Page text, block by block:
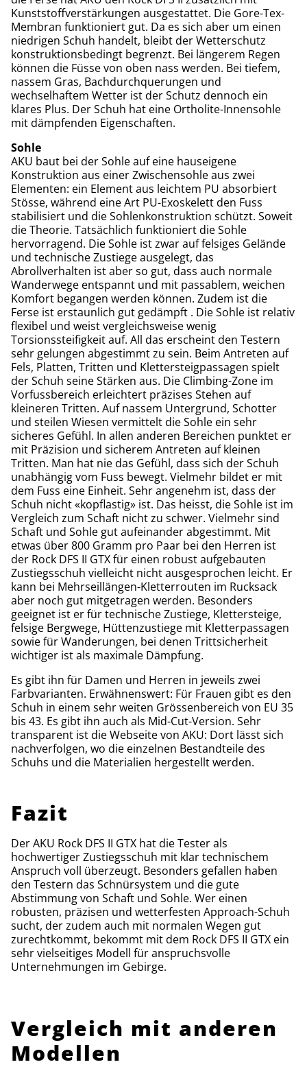
Kunststoffverstärkungen ausgestattet. Die Gore-Tex-
Membran funktioniert gut. Da es sich aber um einen
niedrigen Schuh handelt, bleibt der Wetterschutz
konstruktionsbedingt begrenzt. Bei längerem Regen
können die Füsse von oben nass werden. Bei tiefem,
nassem Gras, Bachdurchquerungen und
wechselhaftem Wetter ist der Schutz dennoch ein
klares Plus. Der Schuh hat eine Ortholite-Innensohle
mit dämpfenden Eigenschaften.
Sohle
AKU baut bei der Sohle auf eine hauseigene
Konstruktion aus einer Zwischensohle aus zwei
Elementen: ein Element aus leichtem PU absorbiert
Stösse, während eine Art PU-Exoskelett den Fuss
stabilisiert und die Sohlenkonstruktion schützt. Soweit
die Theorie. Tatsächlich funktioniert die Sohle
hervorragend. Die Sohle ist zwar auf felsiges Gelände
und technische Zustiege ausgelegt, das
Abrollverhalten ist aber so gut, dass auch normale
Wanderwege entspannt und mit passablem, weichen
Komfort begangen werden können. Zudem ist die
Ferse ist erstaunlich gut gedämpft . Die Sohle ist relativ
flexibel und weist vergleichsweise wenig
Torsionssteifigkeit auf. All das erscheint den Testern
sehr gelungen abgestimmt zu sein. Beim Antreten auf
Fels, Platten, Tritten und Klettersteigpassagen spielt
der Schuh seine Stärken aus. Die Climbing-Zone im
Vorfussbereich erleichtert präzises Stehen auf
kleineren Tritten. Auf nassem Untergrund, Schotter
und steilen Wiesen vermittelt die Sohle ein sehr
sicheres Gefühl. In allen anderen Bereichen punktet er
mit Präzision und sicherem Antreten auf kleinen
Tritten. Man hat nie das Gefühl, dass sich der Schuh
unabhängig vom Fuss bewegt. Vielmehr bildet er mit
dem Fuss eine Einheit. Sehr angenehm ist, dass der
Schuh nicht «kopflastig» ist. Das heisst, die Sohle ist im
Vergleich zum Schaft nicht zu schwer. Vielmehr sind
Schaft und Sohle gut aufeinander abgestimmt. Mit
etwas über 800 Gramm pro Paar bei den Herren ist
der Rock DFS II GTX für einen robust aufgebauten
Zustiegsschuh vielleicht nicht ausgesprochen leicht. Er
kann bei Mehrseillängen-Kletterrouten im Rucksack
aber noch gut mitgetragen werden. Besonders
geeignet ist er für technische Zustiege, Klettersteige,
felsige Bergwege, Hüttenzustiege mit Kletterpassagen
sowie für Wanderungen, bei denen Trittsicherheit
wichtiger ist als maximale Dämpfung.
Es gibt ihn für Damen und Herren in jeweils zwei
Farbvarianten. Erwähnenswert: Für Frauen gibt es den
Schuh in einem sehr weiten Grössenbereich von EU 35
bis 43. Es gibt ihn auch als Mid-Cut-Version. Sehr
transparent ist die Webseite von AKU: Dort lässt sich
nachverfolgen, wo die einzelnen Bestandteile des
Schuhs und die Materialien hergestellt werden.
Fazit
Der AKU Rock DFS II GTX hat die Tester als
hochwertiger Zustiegsschuh mit klar technischem
Anspruch voll überzeugt. Besonders gefallen haben
den Testern das Schnürsystem und die gute
Abstimmung von Schaft und Sohle. Wer einen
robusten, präzisen und wetterfesten Approach-Schuh
sucht, der zudem auch mit normalen Wegen gut
zurechtkommt, bekommt mit dem Rock DFS II GTX ein
sehr vielseitiges Modell für anspruchsvolle
Unternehmungen im Gebirge.
Vergleich mit anderen
Modellen